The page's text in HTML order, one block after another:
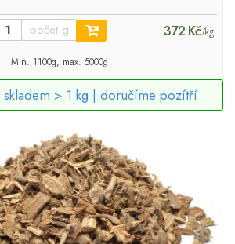
372 Kč/kg
Min. 1100g, max. 5000g
skladem > 1 kg | doručíme pozítří